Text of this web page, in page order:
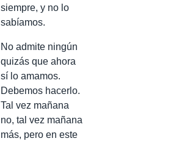
siempre, y no lo
sabíamos.
No admite ningún
quizás que ahora
sí lo amamos.
Debemos hacerlo.
Tal vez mañana
no, tal vez mañana
más, pero en este